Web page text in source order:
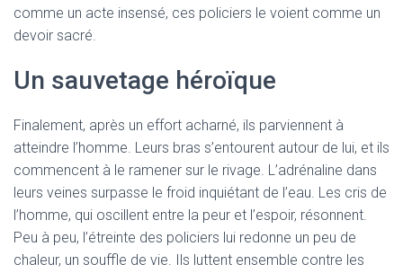
comme un acte insensé, ces policiers le voient comme un
devoir sacré.
Un sauvetage héroïque
Finalement, après un effort acharné, ils parviennent à
atteindre l’homme. Leurs bras s’entourent autour de lui, et ils
commencent à le ramener sur le rivage. L’adrénaline dans
leurs veines surpasse le froid inquiétant de l’eau. Les cris de
l’homme, qui oscillent entre la peur et l’espoir, résonnent.
Peu à peu, l’étreinte des policiers lui redonne un peu de
chaleur, un souffle de vie. Ils luttent ensemble contre les